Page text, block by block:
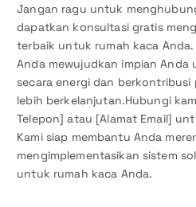
Jangan ragu untuk
dapatkan konsultasi gratis
terbaik untuk rumah kaca
Anda mewujudkan impian Anda
secara energi dan
lebih berkelanjutan.Hubungi
Telepon] atau [Alamat Email]
Kami siap membantu Anda
mengimplementasikan sistem
untuk rumah kaca Anda.